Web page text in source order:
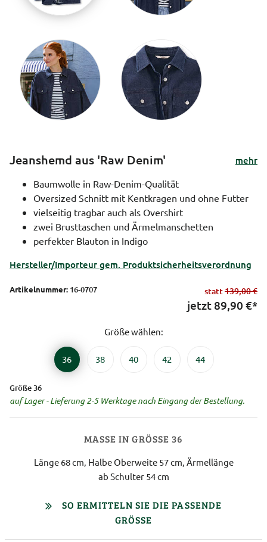
Jeanshemd aus 'Raw Denim'
mehr
Baumwolle in Raw-Denim-Qualität
Oversized Schnitt mit Kentkragen und ohne Futter
vielseitig tragbar auch als Overshirt
zwei Brusttaschen und Ärmelmanschetten
perfekter Blauton in Indigo
Hersteller/Importeur gem. Produktsicherheitsverordnung
Artikelnummer: 16-0707 statt139,00 €
jetzt 89,90 €*
Größe wählen:
36 38 40 42 44
Größe 36
auf Lager - Lieferung 2-5 Werktage nach Eingang der Bestellung.
MASSE IN GRÖSSE 36
Länge 68 cm, Halbe Oberweite 57 cm, Ärmellänge
ab Schulter 54 cm
SO ERMITTELN SIE DIE PASSENDE
GRÖSSE